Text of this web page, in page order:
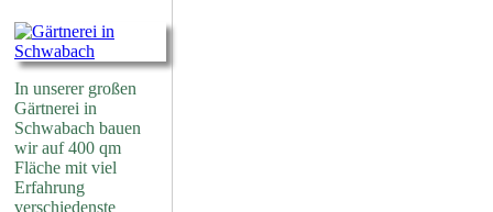
In unserer großen
Gärtnerei in
Schwabach bauen
wir auf 400 qm
Fläche mit viel
Erfahrung
verschiedenste